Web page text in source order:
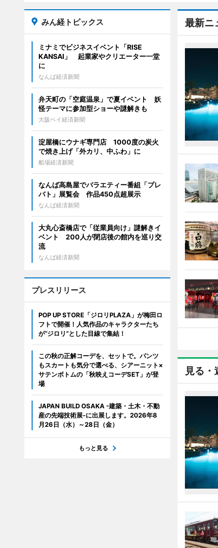
最新ニ
見る・
みん経トピックス
ミナミでビジネスイベント「RISE
KANSAI」 起業家やクリエーター一堂
に
なんば経済新聞
弁天町の「空庭温泉」で夏イベント 妖
怪テーマに参加型ショーや謎解きも
大阪ベイ経済新聞
淀屋橋にウナギ専門店 1000度の炭火
で焼き上げ「外カリ、中ふわ」に
船場経済新聞
なんば高島屋でバラエティー番組「プレ
バト」展覧会 作品450点超展示
なんば経済新聞
大丸心斎橋店で「従業員向け」謎解きイ
ベント 200人が閉店後の館内を巡り交
流
なんば経済新聞
プレスリリース
POP UP STORE「ジロリPLAZA」が梅田ロ
フトで開催！人気作品のキャラクターたち
が“ジロリ”とした目線で集結！
この秋の正解コーデを、セットで。パンツ
もスカートも気分で選べる、シアーニット×
サテンボトムの「秋映えコーデSET」が登
場
JAPAN BUILD OSAKA -建築・土木・不動
産の先端技術展-に出展します。2026年8
月26日（水）～28日（金）
もっと見る